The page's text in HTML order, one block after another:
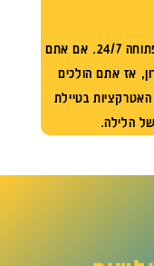
יש שפע של חיי לילה באילת, שכן העיר פתוחה 24/7. אם אתם
אז אתם הולכים
בטיילת
הלילה.